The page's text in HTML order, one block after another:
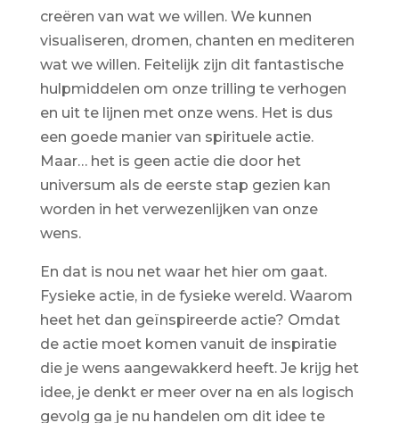
creëren van wat we willen. We kunnen
visualiseren, dromen, chanten en mediteren
wat we willen. Feitelijk zijn dit fantastische
hulpmiddelen om onze trilling te verhogen
en uit te lijnen met onze wens. Het is dus
een goede manier van spirituele actie.
Maar… het is geen actie die door het
universum als de eerste stap gezien kan
worden in het verwezenlijken van onze
wens.
En dat is nou net waar het hier om gaat.
Fysieke actie, in de fysieke wereld. Waarom
heet het dan geïnspireerde actie? Omdat
de actie moet komen vanuit de inspiratie
die je wens aangewakkerd heeft. Je krijg het
idee, je denkt er meer over na en als logisch
gevolg ga je nu handelen om dit idee te